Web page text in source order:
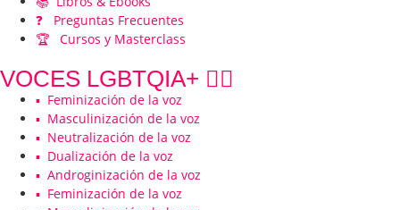
❓ Preguntas Frecuentes
🏆 Cursos y Masterclass
VOCES LGBTQIA+ 🏳️‍🌈
▪️ Feminización de la voz
▪️ Masculinización de la voz
▪️ Neutralización de la voz
▪️ Dualización de la voz
▪️ Androginización de la voz
▪️ Feminización de la voz